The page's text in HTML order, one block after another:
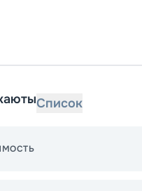
Список